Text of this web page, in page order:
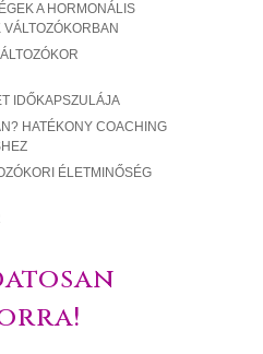
A HORMONÁLIS
IDŐKAPSZULÁJA
HATÉKONY COACHING
ÉLETMINŐSÉG